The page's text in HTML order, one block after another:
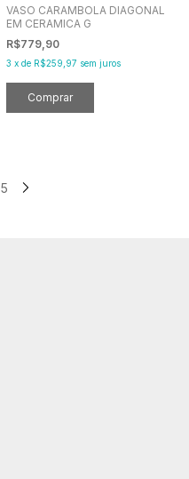
VASO CARAMBOLA DIAGONAL
EM CERAMICA G
R$779,90
3 x de R$259,97 sem juros
5